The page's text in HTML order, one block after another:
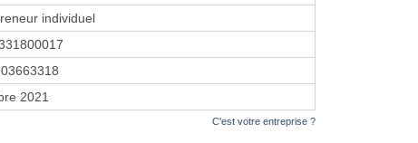
individuel
2021
C'est votre entreprise ?